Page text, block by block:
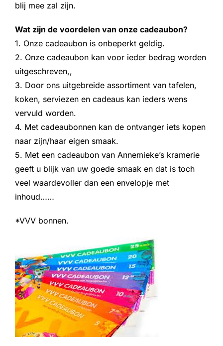
blij mee zal zijn.
Wat zijn de voordelen van onze cadeaubon?
1. Onze cadeaubon is onbeperkt geldig.
2. Onze cadeaubon kan voor ieder bedrag worden
uitgeschreven,,
3. Door ons uitgebreide assortiment van tafelen,
koken, serviezen en cadeaus kan ieders wens
vervuld worden.
4. Met cadeaubonnen kan de ontvanger iets kopen
naar zijn/haar eigen smaak.
5. Met een cadeaubon van Annemieke’s kramerie
geeft u blijk van uw goede smaak en dat is toch
veel waardevoller dan een envelopje met
inhoud……
*VVV bonnen.